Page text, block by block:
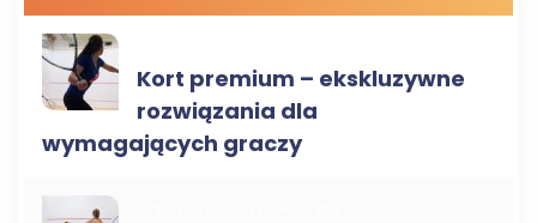
Kort premium – ekskluzywne
rozwiązania dla
wymagających graczy